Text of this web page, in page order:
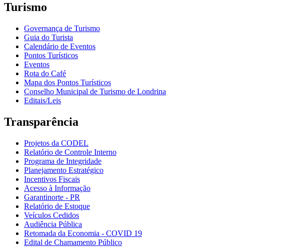
Turismo
Governança de Turismo
Guia do Turista
Calendário de Eventos
Pontos Turísticos
Eventos
Rota do Café
Mapa dos Pontos Turísticos
Conselho Municipal de Turismo de Londrina
Editais/Leis
Transparência
Projetos da CODEL
Relatório de Controle Interno
Programa de Integridade
Planejamento Estratégico
Incentivos Fiscais
Acesso à Informação
Garantinorte - PR
Relatório de Estoque
Veículos Cedidos
Audiência Pública
Retomada da Economia - COVID 19
Edital de Chamamento Público